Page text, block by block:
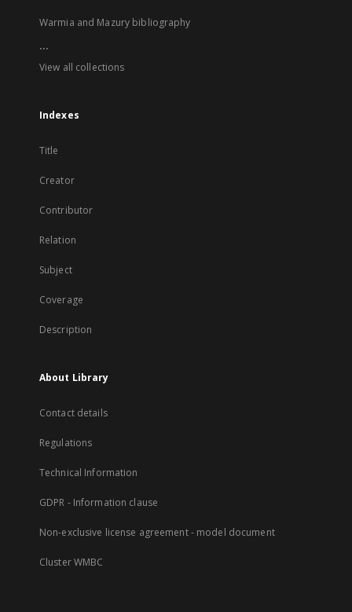
Warmia and Mazury bibliography
...
View all collections
Indexes
Title
Creator
Contributor
Relation
Subject
Coverage
Description
About Library
Contact details
Regulations
Technical Information
GDPR - Information clause
Non-exclusive license agreement - model document
Cluster WMBC